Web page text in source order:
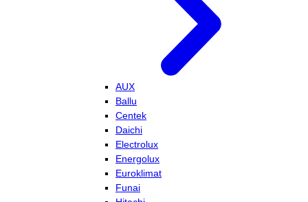
AUX
Ballu
Centek
Daichi
Electrolux
Energolux
Euroklimat
Funai